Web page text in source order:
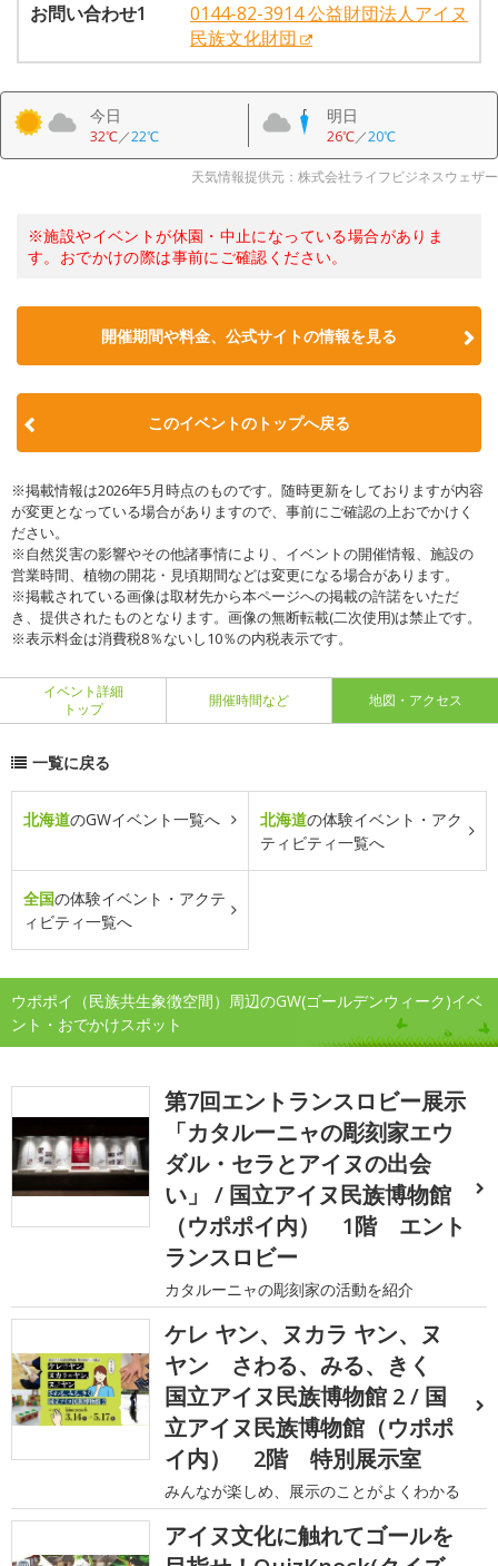
お問い合わせ1
0144-82-3914 公益財団法人アイヌ
民族文化財団
今日
32℃／22℃
明日
26℃／20℃
天気情報提供元：株式会社ライフビジネスウェザー
※施設やイベントが休園・中止になっている場合がありま
す。おでかけの際は事前にご確認ください。
開催期間や料金、公式サイトの情報を見る
このイベントのトップへ戻る
※掲載情報は2026年5月時点のものです。随時更新をしておりますが内容
が変更となっている場合がありますので、事前にご確認の上おでかけく
ださい。
※自然災害の影響やその他諸事情により、イベントの開催情報、施設の
営業時間、植物の開花・見頃期間などは変更になる場合があります。
※掲載されている画像は取材先から本ページへの掲載の許諾をいただ
き、提供されたものとなります。画像の無断転載(二次使用)は禁止です。
※表示料金は消費税8％ないし10％の内税表示です。
イベント詳細
トップ
開催時間など 地図・アクセス
一覧に戻る
北海道のGWイベント一覧へ 北海道の体験イベント・アク
ティビティ一覧へ
全国の体験イベント・アクテ
ィビティ一覧へ
ウポポイ（民族共生象徴空間）周辺のGW(ゴールデンウィーク)イベ
ント・おでかけスポット
第7回エントランスロビー展示
「カタルーニャの彫刻家エウ
ダル・セラとアイヌの出会
い」 / 国立アイヌ民族博物館
（ウポポイ内） 1階 エント
ランスロビー
カタルーニャの彫刻家の活動を紹介
ケレ ヤン、ヌカラ ヤン、ヌ
ヤン さわる、みる、きく
国立アイヌ民族博物館 2 / 国
立アイヌ民族博物館（ウポポ
イ内） 2階 特別展示室
みんなが楽しめ、展示のことがよくわかる
アイヌ文化に触れてゴールを